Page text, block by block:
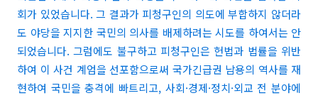
회가 있었습니다. 그 결과가 피청구인의 의도에 부합하지 않더라
도 야당을 지지한 국민의 의사를 배제하려는 시도를 하여서는 안
되었습니다. 그럼에도 불구하고 피청구인은 헌법과 법률을 위반
하여 이 사건 계엄을 선포함으로써 국가긴급권 남용의 역사를 재
현하여 국민을 충격에 빠트리고, 사회·경제·정치·외교 전 분야에